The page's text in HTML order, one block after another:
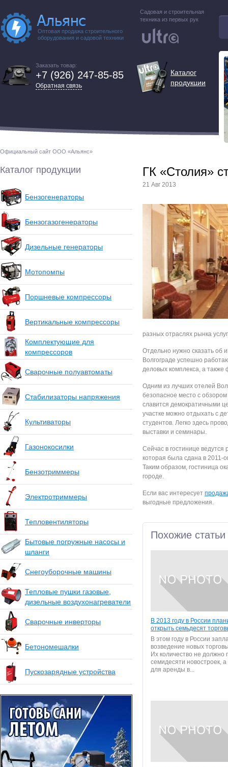
Оптовая продажа строительного
оборудования и садовой техники
Садовая и строительная
техника из первых рук
Заказать товар:
+7 (926) 247-85-85
Обратная связь
Каталог
продукции
Официальный сайт ООО «Альянс»
Каталог продукции
Бензогенераторы
Бензогазогенераторы
Дизельные генераторы
Мотопомпы
Поршневые компрессоры
Вертикальные компрессоры
Комплектующие для
компрессоров
Сварочные полуавтоматы
Стабилизаторы напряжения
Культиваторы
Газонокосилки
Бензотриммеры
Электротриммеры
Тепловентиляторы
Бытовые погружные насосы и
шланги
Снегоуборочные машины
Тепловые пушки газовые,
дизельные воздухонагреватели
Сварочные инверторы
Бетономешалки
Пускозарядные устройства
ГК «Столия»
21 Авг 2013
разных отраслях рынка
Отдельно нужно сказать об
Волгограде успешно
деловых комплекса, а также
Одним из лучших отелей
безопасное место с
славится демократичными
участке можно отдыхать с
студентов. Легко здесь
выставки и семинары.
Сейчас в гостинице
которая была сдана в 2011-
Таким образом, гостиница
городе.
Если вас интересует
выгодные предложения.
Похожие статьи
В 2013 году в России
открыть семьдесят
В этом году в России
возведение новых
Их количество не должно
семидесяти новостроек,
для аренды в...